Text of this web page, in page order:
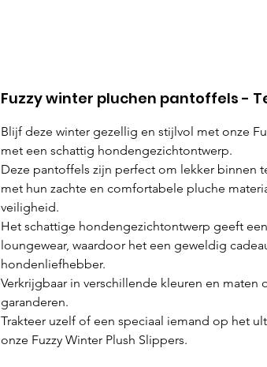
Fuzzy winter pluchen pantoffels -
Blijf deze winter gezellig en stijlvol met onze
met een schattig hondengezichtontwerp.
Deze pantoffels zijn perfect om lekker binnen
met hun zachte en comfortabele pluche
veiligheid.
Het schattige hondengezichtontwerp geeft
loungewear, waardoor het een geweldig
hondenliefhebber.
Verkrijgbaar in verschillende kleuren en maten
garanderen.
Trakteer uzelf of een speciaal iemand op het
onze Fuzzy Winter Plush Slippers.